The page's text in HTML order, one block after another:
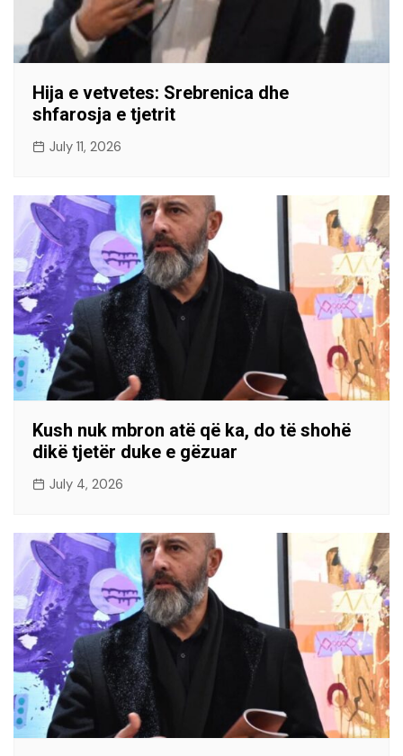
Hija e vetvetes: Srebrenica dhe
shfarosja e tjetrit
July 11, 2026
Kush nuk mbron atë që ka, do të shohë
dikë tjetër duke e gëzuar
July 4, 2026